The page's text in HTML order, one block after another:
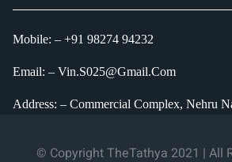
Mobile: – +91 98274 94232
Email: – Vin.S025@Gmail.Com
Address: – Commercial Complex, Nehru
© Copyright TheTathya 2021 | All